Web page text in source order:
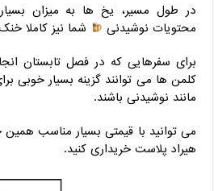
در طول مسیر، یخ ها به میزان
محتویات نوشیدنی
شما نیز کاملا
برای سفرهایی که در فصل تابستان
کلمن ها می توانند گزینه بسیار خوبی
مانند نوشیدنی باشند.
می توانید با قیمتی بسیار مناسب همین
هیراد پلاست خریداری کنید.